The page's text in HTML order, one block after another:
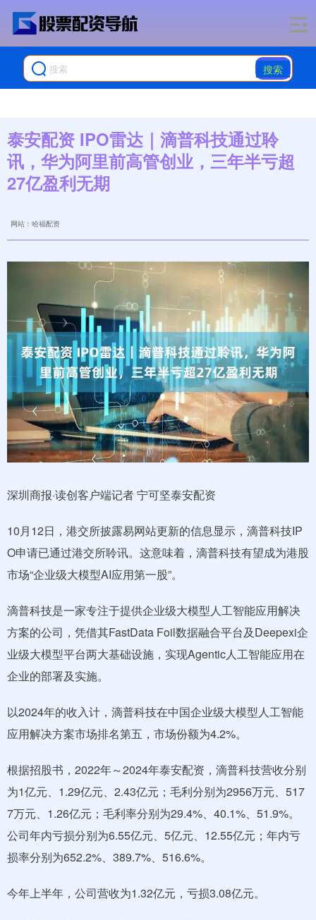
搜索
泰安配资 IPO雷达｜滴普科技通过聆
讯，华为阿里前高管创业，三年半亏超
27亿盈利无期
网站：哈福配资
深圳商报·读创客户端记者 宁可坚泰安配资
10月12日，港交所披露易网站更新的信息显示，滴普科技IP
O申请已通过港交所聆讯。这意味着，滴普科技有望成为港股
市场“企业级大模型AI应用第一股”。
滴普科技是一家专注于提供企业级大模型人工智能应用解决
方案的公司，凭借其FastData Foil数据融合平台及Deepexi企
业级大模型平台两大基础设施，实现Agentic人工智能应用在
企业的部署及实施。
以2024年的收入计，滴普科技在中国企业级大模型人工智能
应用解决方案市场排名第五，市场份额为4.2%。
根据招股书，2022年～2024年泰安配资，滴普科技营收分别
为1亿元、1.29亿元、2.43亿元；毛利分别为2956万元、517
7万元、1.26亿元；毛利率分别为29.4%、40.1%、51.9%。
公司年内亏损分别为6.55亿元、5亿元、12.55亿元；年内亏
损率分别为652.2%、389.7%、516.6%。
今年上半年，公司营收为1.32亿元，亏损3.08亿元。